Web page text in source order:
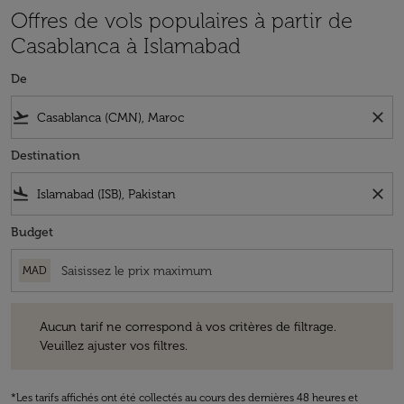
Offres de vols populaires à partir de
Casablanca à Islamabad
De
flight_takeoff close
Destination
flight_land close
Budget
MAD
Aucun tarif ne correspond à vos critères de filtrage.
Veuillez ajuster vos filtres.
*Les tarifs affichés ont été collectés au cours des dernières 48 heures et